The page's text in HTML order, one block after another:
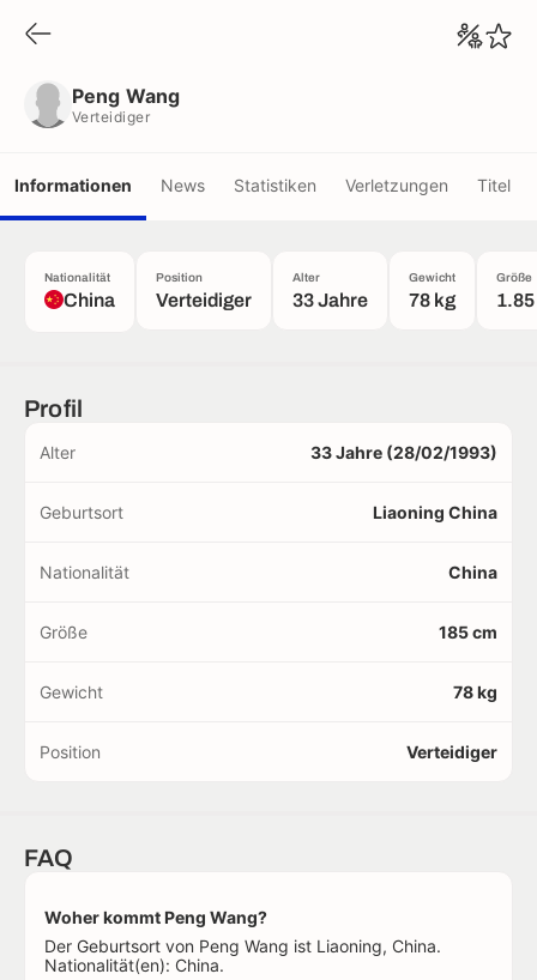
Peng Wang
Verteidiger
Informationen News Statistiken Verletzungen Titel
Nationalität
China
Position
Verteidiger
Alter
33 Jahre
Gewicht
78 kg
Größe
Profil
Alter 33 Jahre (28/02/1993)
Geburtsort Liaoning China
Nationalität China
Größe 185 cm
Gewicht 78 kg
Position Verteidiger
FAQ
Woher kommt Peng Wang?
Der Geburtsort von Peng Wang ist Liaoning, China.
Nationalität(en): China.